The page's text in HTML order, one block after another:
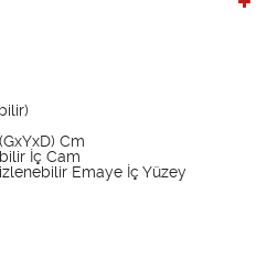
Cm
İç Cam
Emaye İç Yüzey